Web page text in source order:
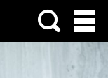
Menu